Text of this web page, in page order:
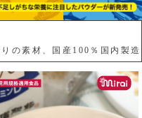
の素材、国産100％国内製造